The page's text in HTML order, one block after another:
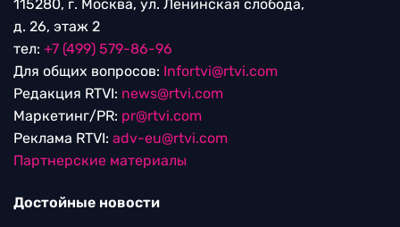
115280, г. Москва, ул. Ленинская слобода,
д. 26, этаж 2
тел: +7 (499) 579-86-96
Для общих вопросов: Infortvi@rtvi.com
Редакция RTVI: news@rtvi.com
Маркетинг/PR: pr@rtvi.com
Реклама RTVI: adv-eu@rtvi.com
Партнерские материалы
Достойные новости